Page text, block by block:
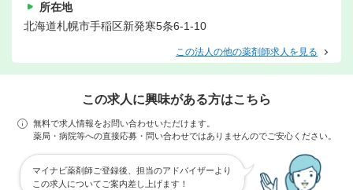
所在地
北海道札幌市手稲区新発寒5条6-1-10
この法人の他の薬剤師求人を見る
この求人に興味がある方はこちら
無料で求人情報をお問い合わせいただけます。
薬局・病院等への直接応募・問い合わせではありませんのでご安心ください。
マイナビ薬剤師ご登録後、担当のアドバイザーより
この求人についてご案内差し上げます！